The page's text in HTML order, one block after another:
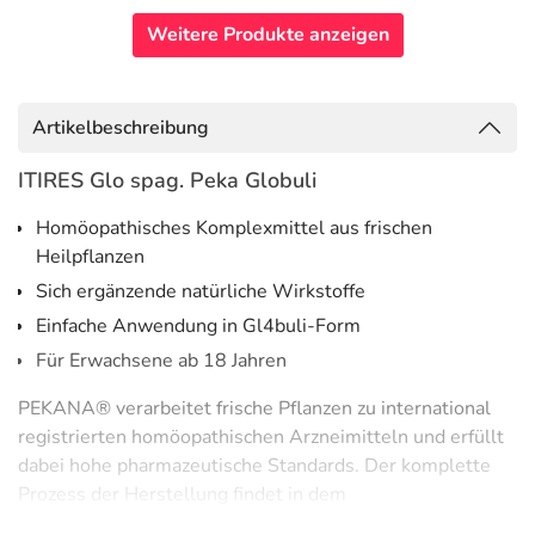
Weitere Produkte anzeigen
Artikelbeschreibung
ITIRES Glo spag. Peka Globuli
Homöopathisches Komplexmittel aus frischen
Heilpflanzen
Sich ergänzende natürliche Wirkstoffe
Einfache Anwendung in Gl4buli-Form
Für Erwachsene ab 18 Jahren
PEKANA® verarbeitet frische Pflanzen zu international
registrierten homöopathischen Arzneimitteln und erfüllt
dabei hohe pharmazeutische Standards. Der komplette
Prozess der Herstellung findet in dem